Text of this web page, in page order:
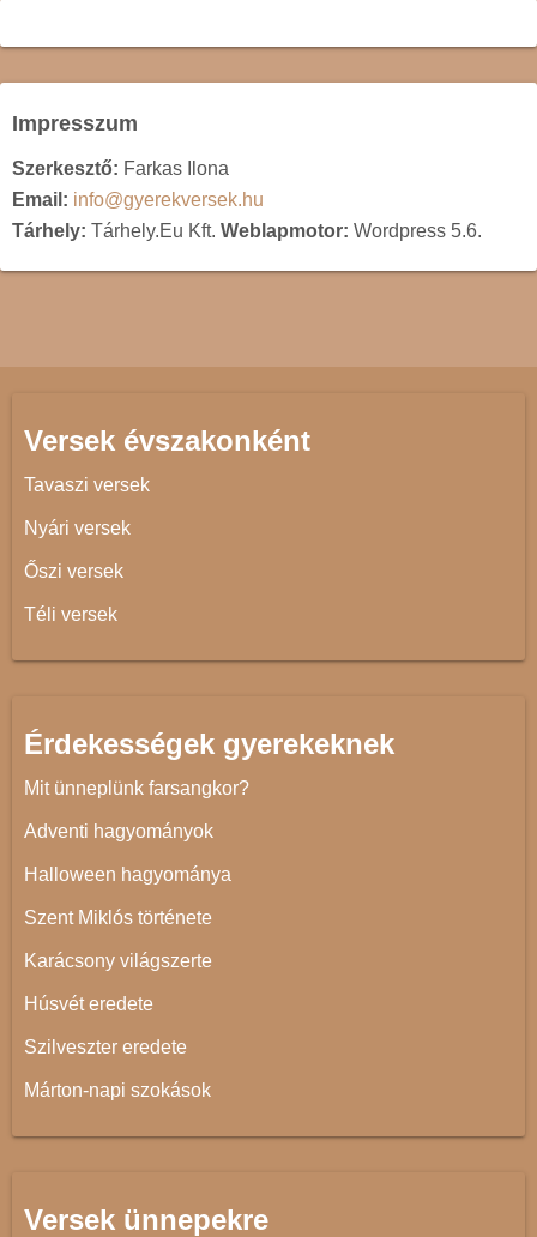
Impresszum
Szerkesztő: Farkas Ilona
Email: info@gyerekversek.hu
Tárhely: Tárhely.Eu Kft. Weblapmotor: Wordpress 5.6.
Versek évszakonként
Tavaszi versek
Nyári versek
Őszi versek
Téli versek
Érdekességek gyerekeknek
Mit ünneplünk farsangkor?
Adventi hagyományok
Halloween hagyománya
Szent Miklós története
Karácsony világszerte
Húsvét eredete
Szilveszter eredete
Márton-napi szokások
Versek ünnepekre